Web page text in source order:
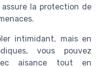
la protection de
intimidant, mais en
vous pouvez
aisance tout en